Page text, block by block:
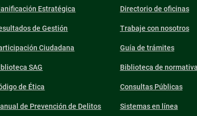
Estratégica
de Gestión
Ciudadana
SAG
de Ética
de Prevención de Delitos
Directorio de oficinas
Trabaje con nosotros
Guía de trámites
Biblioteca de
Consultas Públicas
Sistemas en línea